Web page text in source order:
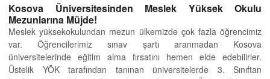
Kosova Üniversitesinden Meslek Yüksek Okulu
Mezunlarına Müjde!
Meslek yüksekokulundan mezun ülkemizde çok fazla öğrencimiz
var. Öğrencilerimiz sınav şartı aranmadan Kosova
üniversitelerinde eğitim alma fırsatını hemen elde edebilirler.
Üstelik YÖK tarafından tanınan üniversitelerde 3. Sınıftan